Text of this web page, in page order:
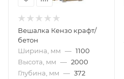
Вешалка Кензо крафт/
бетон
Ширина, мм — 1100
Высота, мм — 2000
Глубина, мм — 372